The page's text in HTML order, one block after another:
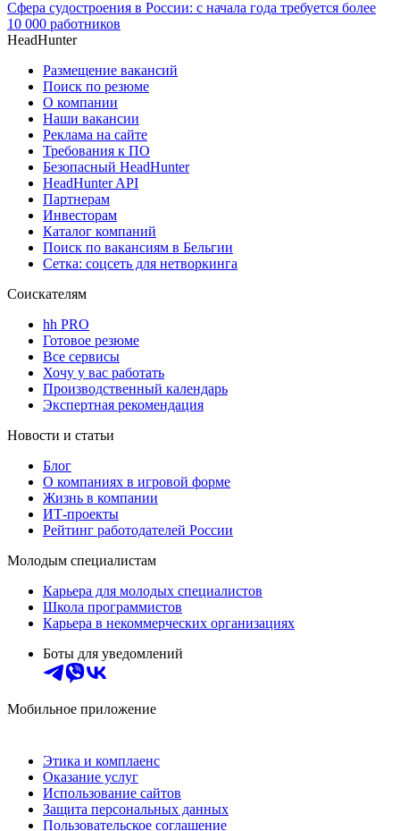
Сфера судостроения в России: с начала года требуется более
10 000 работников
HeadHunter
Размещение вакансий
Поиск по резюме
О компании
Наши вакансии
Реклама на сайте
Требования к ПО
Безопасный HeadHunter
HeadHunter API
Партнерам
Инвесторам
Каталог компаний
Поиск по вакансиям в Бельгии
Сетка: соцсеть для нетворкинга
Соискателям
hh PRO
Готовое резюме
Все сервисы
Хочу у вас работать
Производственный календарь
Экспертная рекомендация
Новости и статьи
Блог
О компаниях в игровой форме
Жизнь в компании
ИТ-проекты
Рейтинг работодателей России
Молодым специалистам
Карьера для молодых специалистов
Школа программистов
Карьера в некоммерческих организациях
Боты для уведомлений
Мобильное приложение
Этика и комплаенс
Оказание услуг
Использование сайтов
Защита персональных данных
Пользовательское соглашение